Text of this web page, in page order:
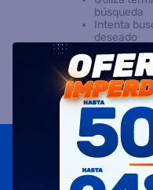
búsqueda
Intenta
deseado
Suscribite a
OBTENÉ 5% DE
¡Con tu